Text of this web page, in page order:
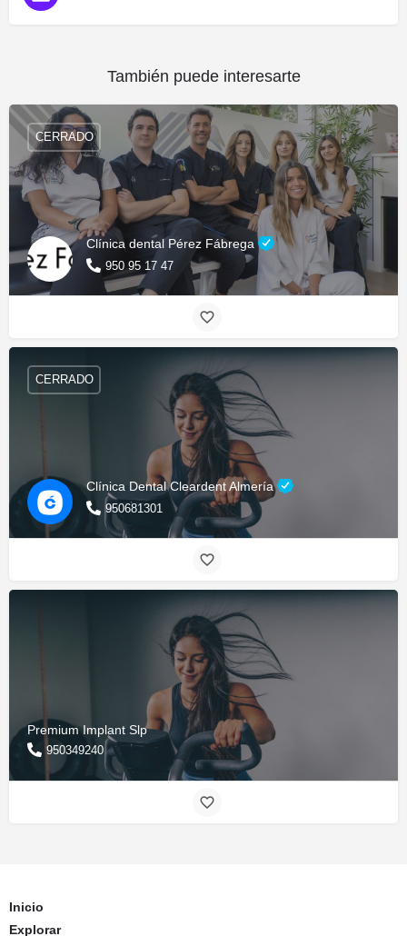
También puede interesarte
Clínica dental Pérez Fábrega
950 95 17 47
CERRADO
Clínica Dental Cleardent Almería
950681301
CERRADO
Premium Implant Slp
950349240
Inicio
Explorar